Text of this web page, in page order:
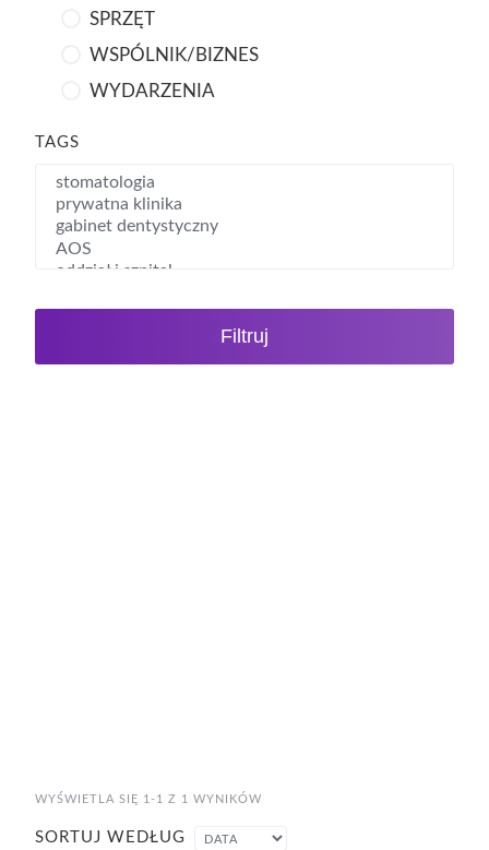
SPRZĘT
WSPÓLNIK/BIZNES
WYDARZENIA
TAGS
Filtruj
WYŚWIETLA SIĘ 1-1 Z 1 WYNIKÓW
SORTUJ WEDŁUG